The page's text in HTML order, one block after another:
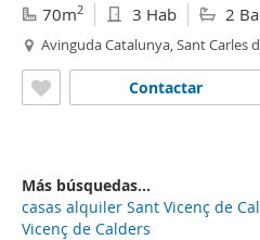
70m2 3 Hab 2
Avinguda Catalunya, Sant Carles
Contactar
Más búsquedas...
casas alquiler Sant Vicenç de
Vicenç de Calders